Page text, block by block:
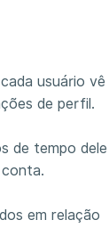
usuário vê
de perfil.
de tempo dele
em relação